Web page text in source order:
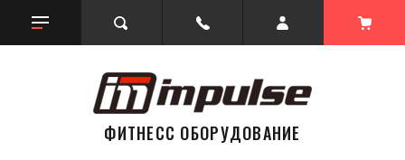
ФИТНЕСС ОБОРУДОВАНИЕ